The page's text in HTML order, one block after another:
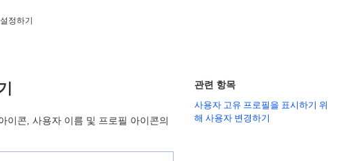
정하기
이콘, 사용자 이름 및 프로필 아이콘의
관련 항목
사용자 고유 프로필을 표시하기 위
해 사용자 변경하기